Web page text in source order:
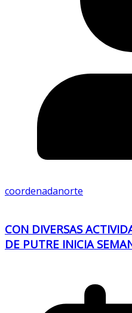
coordenadanorte
CON DIVERSAS
DE PUTRE INICIA